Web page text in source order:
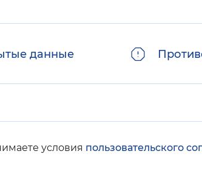
условия пользовательского
данные